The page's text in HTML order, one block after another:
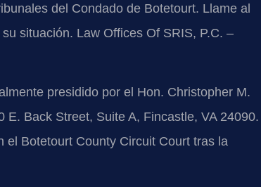
del Condado de Botetourt. Llame al
situación. Law Offices Of SRIS, P.C. –
presidido por el Hon. Christopher M.
Back Street, Suite A, Fincastle, VA 24090.
el Botetourt County Circuit Court tras la